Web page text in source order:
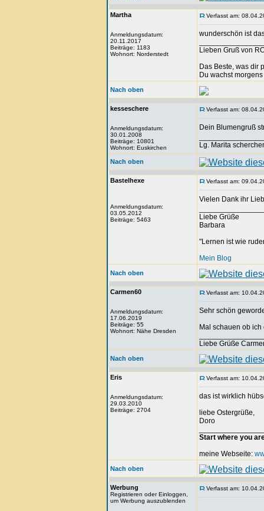
Martha
Anmeldungsdatum:
20.11.2017
Beiträge: 1183
Wohnort: Norderstedt
Verfasst am:
wunderschön ist
Lieben Gruß von
Das Beste, was dir
Du wachst
Nach oben
kesseschere
Anmeldungsdatum:
30.01.2008
Beiträge: 10801
Wohnort: Euskirchen
Verfasst am:
Dein Blumengruß
Lg. Marita
Nach oben
Bastelhexe
Anmeldungsdatum:
03.05.2012
Beiträge: 5463
Verfasst am:
Vielen Dank ihr
Liebe Grüße
Barbara
"Lernen ist wie
Mein Blog
Nach oben
Carmen60
Anmeldungsdatum:
17.06.2019
Beiträge: 55
Wohnort: Nähe Dresden
Verfasst am:
Sehr schön
Mal schauen ob
Liebe Grüße
Nach oben
Eris
Anmeldungsdatum:
29.03.2010
Beiträge: 2704
Verfasst am:
das ist wirklich
liebe Ostergrüße,
Doro
Start where you
meine Webseite:
Nach oben
Werbung
Registrieren oder Einloggen,
um Werbung auszublenden
Verfasst am: